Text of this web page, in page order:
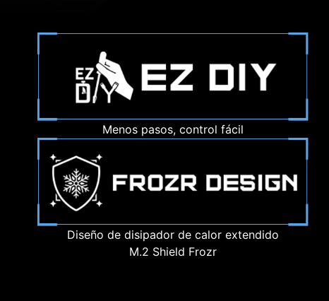
Menos pasos, control fácil
Diseño de disipador de calor extendido
M.2 Shield Frozr